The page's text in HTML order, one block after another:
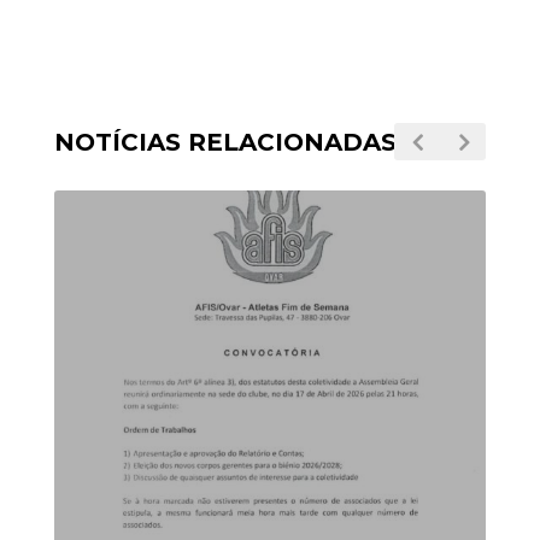
NOTÍCIAS RELACIONADAS